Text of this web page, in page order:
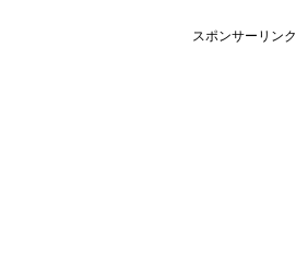
スポンサーリンク